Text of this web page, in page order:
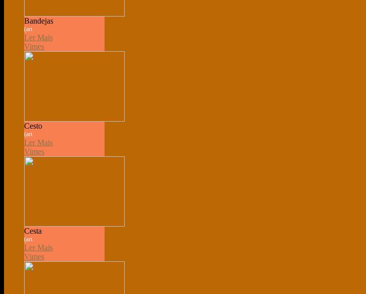
Bandejas
(art.
Ler Mais
Vimes
Cesto
(art.
Ler Mais
Vimes
Cesta
(art.
Ler Mais
Vimes